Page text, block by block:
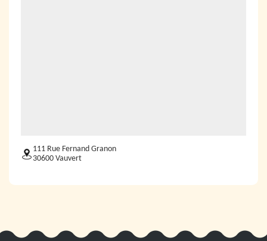
111 Rue Fernand Granon
30600 Vauvert